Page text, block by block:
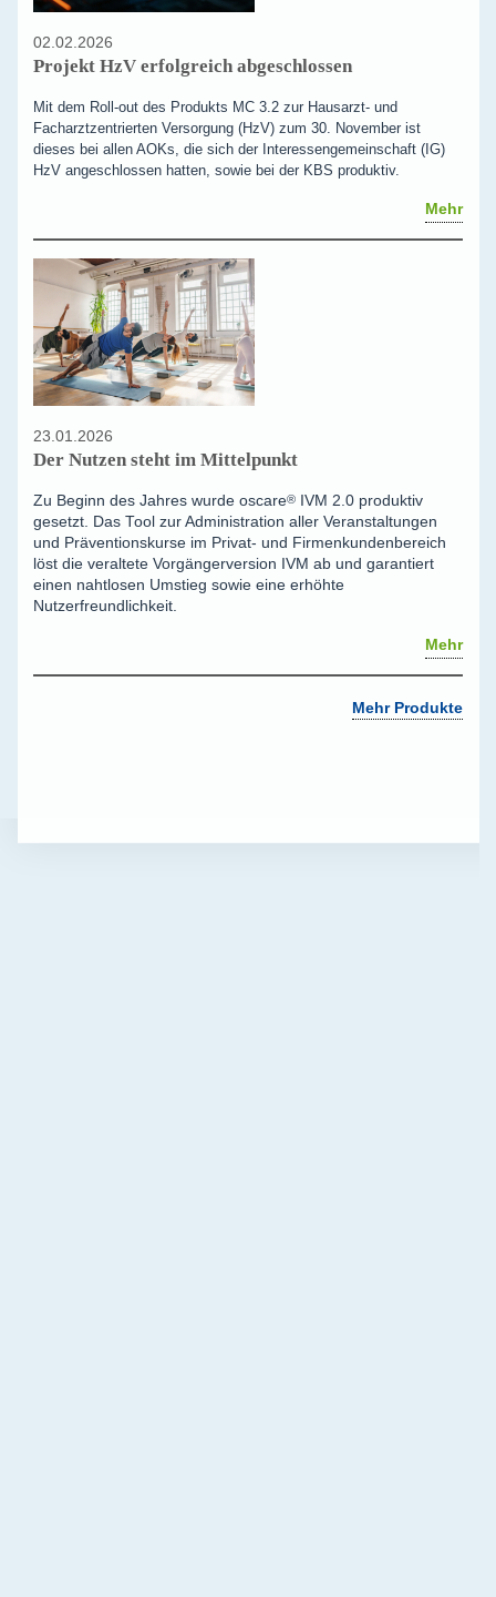
02.02.2026
Projekt HzV erfolgreich abgeschlossen
Mit dem Roll-out des Produkts MC 3.2 zur Hausarzt- und
Facharztzentrierten Versorgung (HzV) zum 30. November ist
dieses bei allen AOKs, die sich der Interessengemeinschaft (IG)
HzV angeschlossen hatten, sowie bei der KBS produktiv.
Mehr
23.01.2026
Der Nutzen steht im Mittelpunkt
Zu Beginn des Jahres wurde oscare®
IVM 2.0 produktiv
gesetzt. Das Tool zur Administration aller Veranstaltungen
und Präventionskurse im Privat- und Firmenkundenbereich
löst die veraltete Vorgängerversion IVM ab und garantiert
einen nahtlosen Umstieg sowie eine erhöhte
Nutzerfreundlichkeit.
Mehr
Mehr Produkte